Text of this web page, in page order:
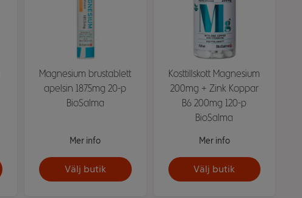
Magnesium brustablett
apelsin 187.5mg 20-p
BioSalma
Mer info
Välj butik
Kosttillskott Magnesium
200mg + Zink Koppar
B6 200mg 120-p
BioSalma
Mer info
Välj butik